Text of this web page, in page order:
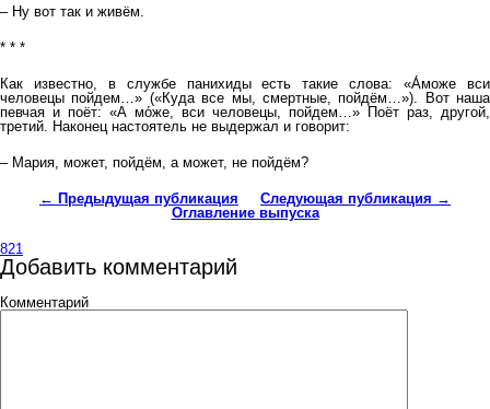
– Ну вот так и живём.
* * *
Как известно, в службе панихиды есть такие слова: «А́може вси
человецы пойдем…» («Куда все мы, смертные, пойдём…»). Вот наша
певчая и поёт: «А мо́же, вси человецы, пойдем…» Поёт раз, другой,
третий. Наконец настоятель не выдержал и говорит:
– Мария, может, пойдём, а может, не пойдём?
← Предыдущая публикация
Следующая публикация →
Оглавление выпуска
821
Добавить комментарий
Комментарий